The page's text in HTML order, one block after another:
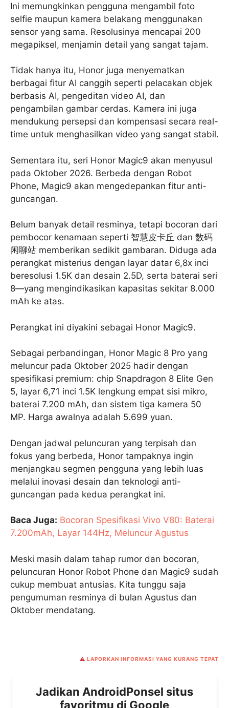
Ini memungkinkan pengguna mengambil foto
selfie maupun kamera belakang menggunakan
sensor yang sama. Resolusinya mencapai 200
megapiksel, menjamin detail yang sangat tajam.
Tidak hanya itu, Honor juga menyematkan
berbagai fitur AI canggih seperti pelacakan objek
berbasis AI, pengeditan video AI, dan
pengambilan gambar cerdas. Kamera ini juga
mendukung persepsi dan kompensasi secara real-
time untuk menghasilkan video yang sangat stabil.
Sementara itu, seri Honor Magic9 akan menyusul
pada Oktober 2026. Berbeda dengan Robot
Phone, Magic9 akan mengedepankan fitur anti-
guncangan.
Belum banyak detail resminya, tetapi bocoran dari
pembocor kenamaan seperti 智慧皮卡丘 dan 数码
闲聊站 memberikan sedikit gambaran. Diduga ada
perangkat misterius dengan layar datar 6,8x inci
beresolusi 1.5K dan desain 2.5D, serta baterai seri
8—yang mengindikasikan kapasitas sekitar 8.000
mAh ke atas.
Perangkat ini diyakini sebagai Honor Magic9.
Sebagai perbandingan, Honor Magic 8 Pro yang
meluncur pada Oktober 2025 hadir dengan
spesifikasi premium: chip Snapdragon 8 Elite Gen
5, layar 6,71 inci 1.5K lengkung empat sisi mikro,
baterai 7.200 mAh, dan sistem tiga kamera 50
MP. Harga awalnya adalah 5.699 yuan.
Dengan jadwal peluncuran yang terpisah dan
fokus yang berbeda, Honor tampaknya ingin
menjangkau segmen pengguna yang lebih luas
melalui inovasi desain dan teknologi anti-
guncangan pada kedua perangkat ini.
Baca Juga: Bocoran Spesifikasi Vivo V80: Baterai
7.200mAh, Layar 144Hz, Meluncur Agustus
Meski masih dalam tahap rumor dan bocoran,
peluncuran Honor Robot Phone dan Magic9 sudah
cukup membuat antusias. Kita tunggu saja
pengumuman resminya di bulan Agustus dan
Oktober mendatang.
⚠️ LAPORKAN INFORMASI YANG KURANG TEPAT
Jadikan AndroidPonsel situs
favoritmu di Google